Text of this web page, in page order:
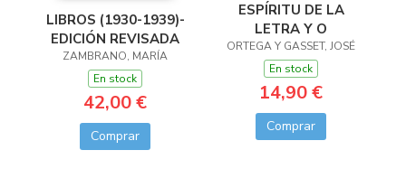
LIBROS (1930-1939)-
EDICIÓN REVISADA
ZAMBRANO, MARÍA
En stock
42,00 €
Comprar
ESPÍRITU DE LA
LETRA Y O
ORTEGA Y GASSET, JOSÉ
En stock
14,90 €
Comprar